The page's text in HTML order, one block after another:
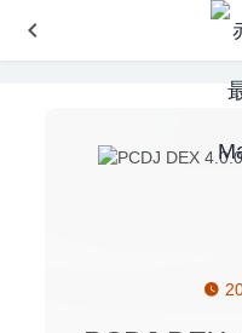
NCH Switch Plus